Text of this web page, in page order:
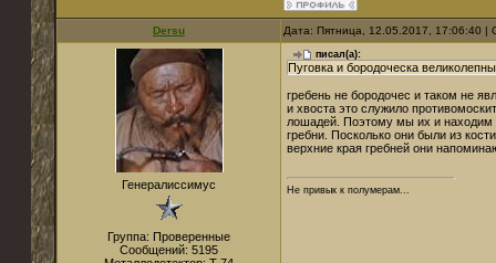
Dersu Дата: Пятница, 12.05.2017, 17:06:40
Генералиссимус
Группа: Проверенные
Сообщений: 5195
писал(а):
Пуговка и бородоческа
гребень не бородочес и таком не
и хвоста это служило
лошадей. Поэтому мы их и находим
гребни. Посколько они были из
верхние края гребней они
Не привык к полумерам...